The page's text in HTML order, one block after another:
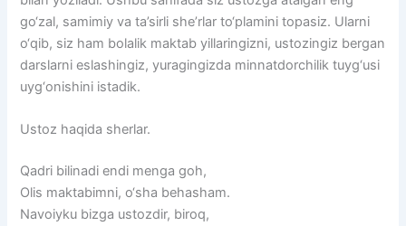
go‘zal, samimiy va ta’sirli she’rlar to‘plamini topasiz. Ularni
o‘qib, siz ham bolalik maktab yillaringizni, ustozingiz bergan
darslarni eslashingiz, yuragingizda minnatdorchilik tuyg‘usi
uyg‘onishini istadik.
Ustoz haqida sherlar.
Qadri bilinadi endi menga goh,
Olis maktabimni, o‘sha behasham.
Navoiyku bizga ustozdir, biroq,